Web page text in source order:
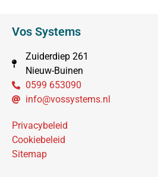
Vos Systems
Zuiderdiep 261
Nieuw-Buinen
0599 653090
info@vossystems.nl
Privacybeleid
Cookiebeleid
Sitemap